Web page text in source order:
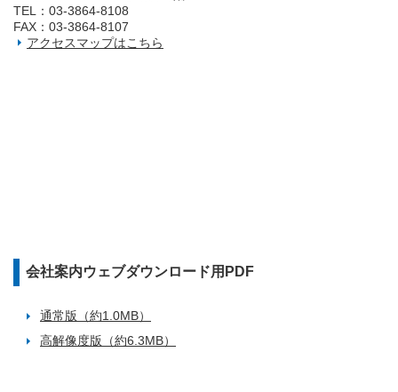
TEL：03‐3864‐8108
FAX：03‐3864‐8107
アクセスマップはこちら
会社案内ウェブダウンロード用PDF
通常版（約1.0MB）
高解像度版（約6.3MB）